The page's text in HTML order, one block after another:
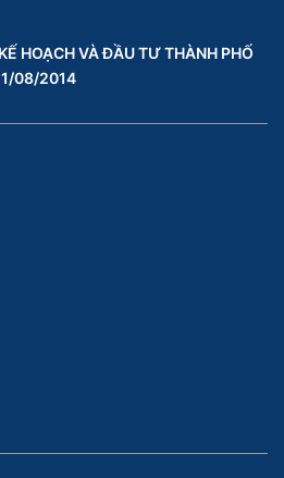
HOẠCH VÀ ĐẦU TƯ THÀNH PHỐ
08/2014